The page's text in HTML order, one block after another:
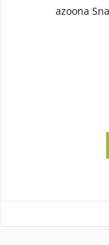
azoona